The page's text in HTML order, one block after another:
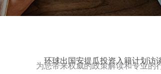
环球出国安提瓜投资入籍计划访
为您带来权威的政策解读和专业的